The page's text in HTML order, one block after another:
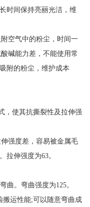
时间保持亮丽光洁，维
空气中的粉尘，时间一
碱能力差，不能使用常
附的粉尘，维护成本
，使其抗撕裂性及拉伸强
强度差，容易被金属毛
拉伸强度为63。
曲。弯曲强度为125。
搬运性能;可以随意弯曲成